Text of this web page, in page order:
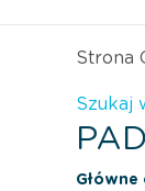
Strona
Szukaj